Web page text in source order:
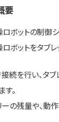
要
ボットの制御シ
ボットをタブレ
を行い、タブ
。
ーの残量や、動